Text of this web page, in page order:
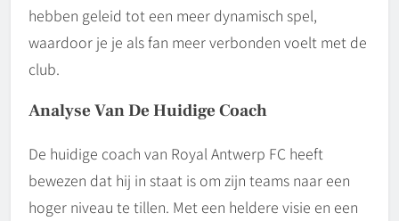
hebben geleid tot een meer dynamisch spel,
waardoor je je als fan meer verbonden voelt met de
club.
Analyse Van De Huidige Coach
De huidige coach van Royal Antwerp FC heeft
bewezen dat hij in staat is om zijn teams naar een
hoger niveau te tillen. Met een heldere visie en een